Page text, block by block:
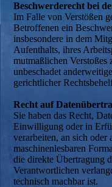
Beschwerderecht bei
Im Falle von Verstößen
Betroffenen ein
insbesondere in dem
Aufenthalts, ihres
mutmaßlichen Verstoßes
unbeschadet
gerichtlicher
Recht auf
Sie haben das Recht,
Einwilligung oder in
verarbeiten, an sich oder
maschinenlesbaren
die direkte Übertragung
Verantwortlichen
technisch machbar ist.